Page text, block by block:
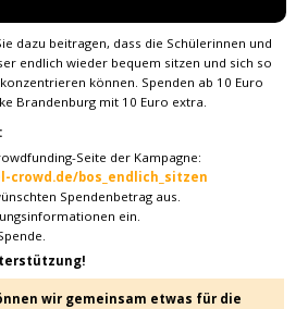
dazu beitragen, dass die Schülerinnen und
endlich wieder bequem sitzen und sich so
können. Spenden ab 10 Euro
Brandenburg mit 10 Euro extra.
Seite der Kampagne:
crowd.de/bos_endlich_sitzen
Spendenbetrag aus.
ein.
wir gemeinsam etwas für die